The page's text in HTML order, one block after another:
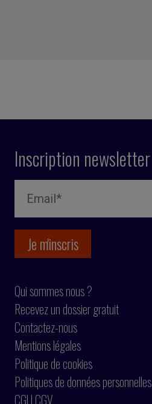
Inscription newsletter
Qui sommes nous ?
Recevez un dossier gratuit
Contactez-nous
Mentions légales
Politique de cookies
Politiques de données personnelles
CGU CGV